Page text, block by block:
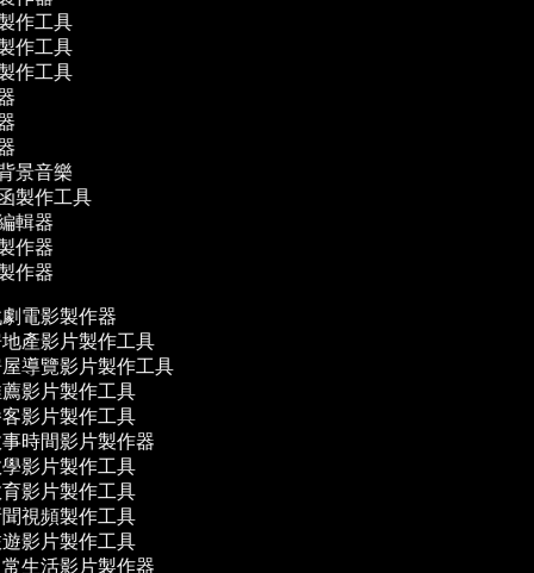
作工具
作工具
作工具
景音樂
製作工具
輯器
作器
作器
電影製作器
產影片製作工具
導覽影片製作工具
影片製作工具
影片製作工具
時間影片製作器
影片製作工具
影片製作工具
視頻製作工具
影片製作工具
生活影片製作器